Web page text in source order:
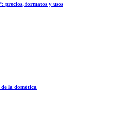
precios, formatos y usos
la domótica